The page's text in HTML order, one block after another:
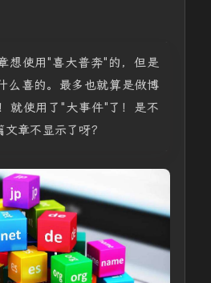
想使用"喜大普奔"的，但是
么喜的。最多也就算是做博
就使用了"大事件"了！是不
章不显示了呀？